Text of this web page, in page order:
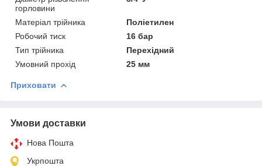
горловини
Матеріал трійника
Поліетилен
Робочий тиск
16 бар
Тип трійника
Перехідний
Умовний прохід
25 мм
Приховати
Умови доставки
Нова Пошта
Укрпошта